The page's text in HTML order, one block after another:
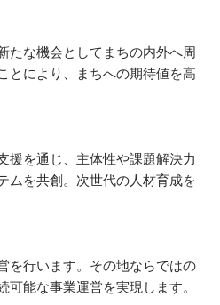
たな機会としてまちの内外へ周
とにより、まちへの期待値を高
援を通じ、主体性や課題解決力
ムを共創。次世代の人材育成を
を行います。その地ならではの
能な事業運営を実現します。